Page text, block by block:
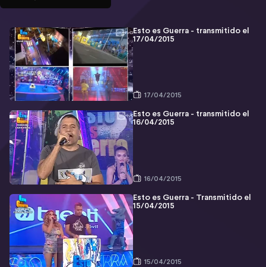
Guerra
Temporada
Esto es Guerra - transmitido el
17/04/2015
17/04/2015
Esto es Guerra - transmitido el
16/04/2015
16/04/2015
Esto es Guerra - Transmitido el
15/04/2015
15/04/2015